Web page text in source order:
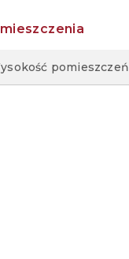
pomieszczeń